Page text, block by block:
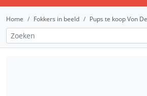
Home Fokkers in beeld Pups te koop Von